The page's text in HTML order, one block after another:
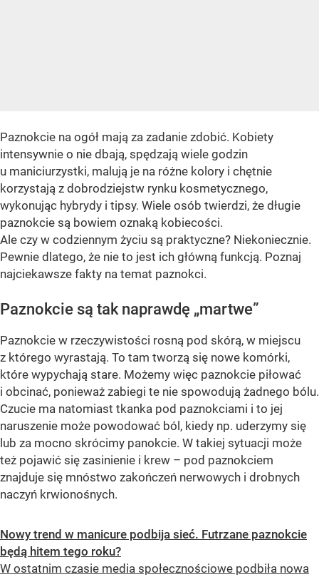
Paznokcie na ogół mają za zadanie zdobić. Kobiety
intensywnie o nie dbają, spędzają wiele godzin
u maniciurzystki, malują je na różne kolory i chętnie
korzystają z dobrodziejstw rynku kosmetycznego,
wykonując hybrydy i tipsy. Wiele osób twierdzi, że długie
paznokcie są bowiem oznaką kobiecości.
Ale czy w codziennym życiu są praktyczne? Niekoniecznie.
Pewnie dlatego, że nie to jest ich główną funkcją. Poznaj
najciekawsze fakty na temat paznokci.
Paznokcie są tak naprawdę „martwe”
Paznokcie w rzeczywistości rosną pod skórą, w miejscu
z którego wyrastają. To tam tworzą się nowe komórki,
które wypychają stare. Możemy więc paznokcie piłować
i obcinać, ponieważ zabiegi te nie spowodują żadnego bólu.
Czucie ma natomiast tkanka pod paznokciami i to jej
naruszenie może powodować ból, kiedy np. uderzymy się
lub za mocno skrócimy panokcie. W takiej sytuacji może
też pojawić się zasinienie i krew – pod paznokciem
znajduje się mnóstwo zakończeń nerwowych i drobnych
naczyń krwionośnych.
Nowy trend w manicure podbija sieć. Futrzane paznokcie
będą hitem tego roku?
W ostatnim czasie media społecznościowe podbiła nowa